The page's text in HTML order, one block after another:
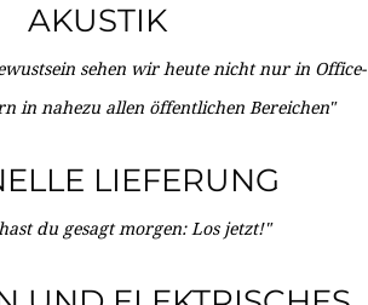
AKUSTIK
sehen wir heute nicht nur in Office-
in nahezu allen öffentlichen Bereichen"
LIEFERUNG
du gesagt morgen: Los jetzt!"